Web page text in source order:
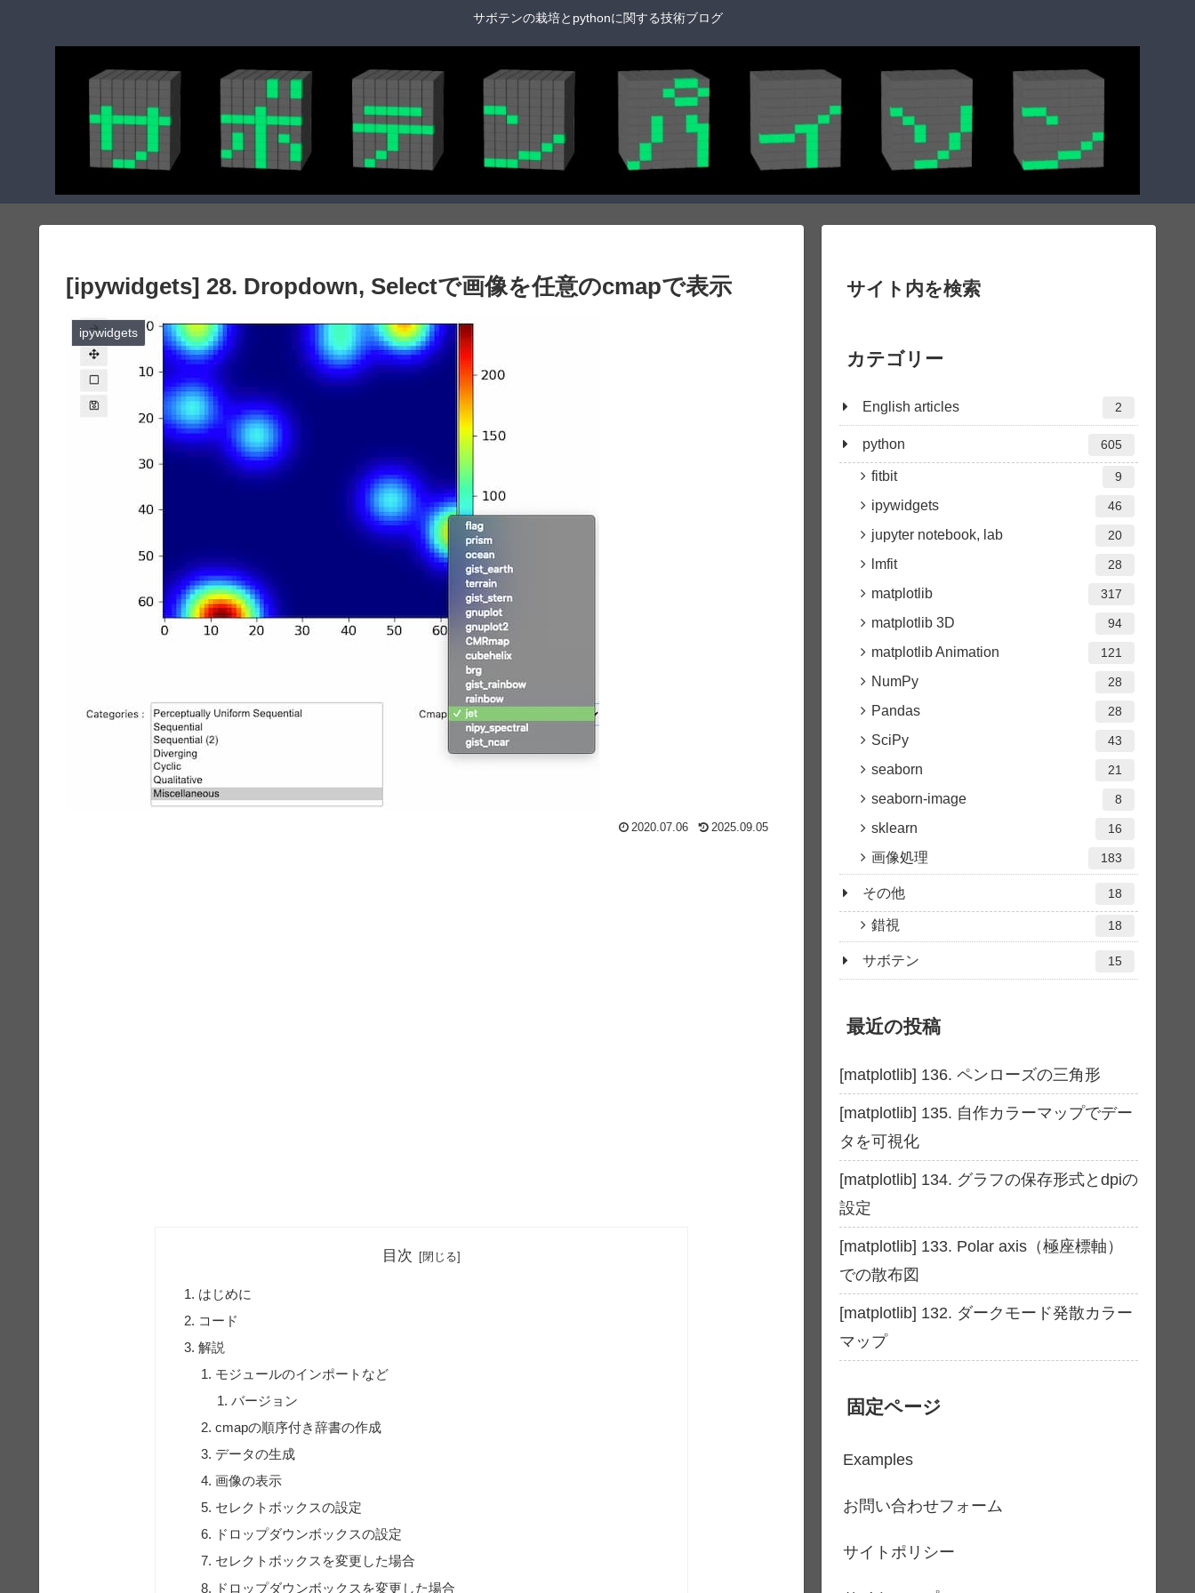
サボテンの栽培とpythonに関する技術ブログ
[ipywidgets] 28. Dropdown, Selectで画像を任意のcmapで表示
ipywidgets
2020.07.06 2025.09.05
目次
はじめに
コード
解説
モジュールのインポートなど
バージョン
cmapの順序付き辞書の作成
データの生成
画像の表示
セレクトボックスの設定
ドロップダウンボックスの設定
セレクトボックスを変更した場合
ドロップダウンボックスを変更した場合
サイト内を検索
カテゴリー
English articles 2
python 605
fitbit 9
ipywidgets 46
jupyter notebook, lab 20
lmfit 28
matplotlib 317
matplotlib 3D 94
matplotlib Animation 121
NumPy 28
Pandas 28
SciPy 43
seaborn 21
seaborn-image 8
sklearn 16
画像処理 183
その他 18
錯視 18
サボテン 15
最近の投稿
[matplotlib] 136. ペンローズの三角形
[matplotlib] 135. 自作カラーマップでデー
タを可視化
[matplotlib] 134. グラフの保存形式とdpiの
設定
[matplotlib] 133. Polar axis（極座標軸）
での散布図
[matplotlib] 132. ダークモード発散カラー
マップ
固定ページ
Examples
お問い合わせフォーム
サイトポリシー